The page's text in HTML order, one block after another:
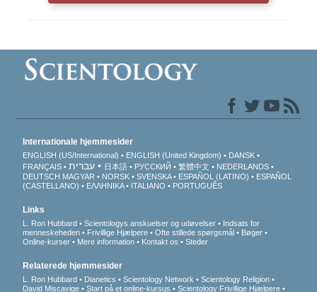
Internationale hjemmesider
ENGLISH (US/International) ENGLISH (United Kingdom)
DANSK
FRANÇAIS
עברית 日本語 РУССКИЙ 繁體中文
NEDERLANDS
DEUTSCH MAGYAR NORSK SVENSKA ESPAÑOL (LATINO)
ESPAÑOL
(CASTELLANO)
ΕΛΛΗΝΙΚA ITALIANO PORTUGUÊS
Links
L. Ron Hubbard Scientologys anskuelser og udøvelser
Indsats for
menneskeheden
Frivillige Hjælpere Ofte stillede spørgsmål
Bøger
Online-kurser
Mere information Kontakt os Steder
Relaterede hjemmesider
L. Ron Hubbard Dianetics Scientology Network
Scientology Religion
David Miscavige
Start på et online-kursus Scientology Frivillige Hjælpere